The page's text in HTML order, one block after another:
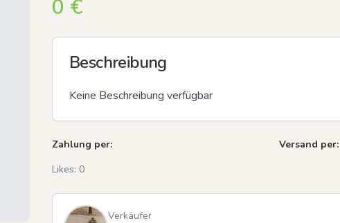
0 €
Beschreibung
Keine Beschreibung verfügbar
Zahlung per:
Versand per:
Likes: 0
Verkäufer